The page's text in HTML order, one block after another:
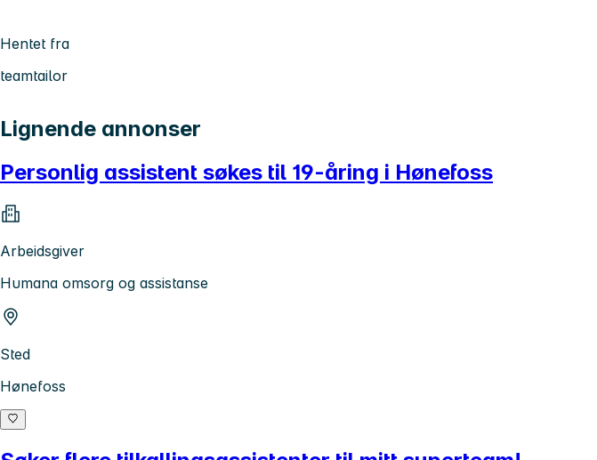
Hentet fra
teamtailor
Lignende annonser
Personlig assistent søkes til 19-åring i Hønefoss
Arbeidsgiver
Humana omsorg og assistanse
Sted
Hønefoss